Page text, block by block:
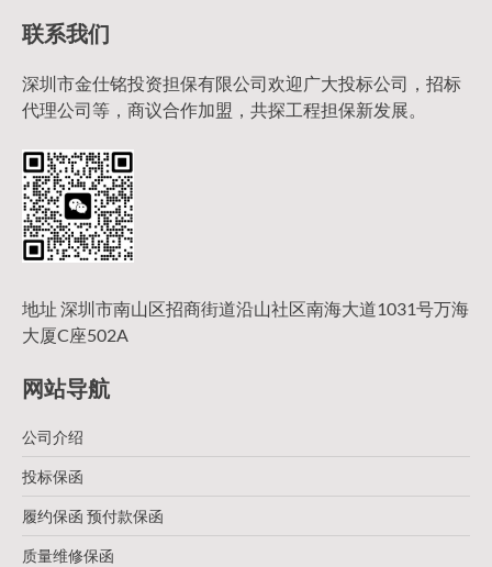
联系我们
深圳市金仕铭投资担保有限公司欢迎广大投标公司，招标
代理公司等，商议合作加盟，共探工程担保新发展。
地址 深圳市南山区招商街道沿山社区南海大道1031号万海
大厦C座502A
网站导航
公司介绍
投标保函
履约保函 预付款保函
质量维修保函